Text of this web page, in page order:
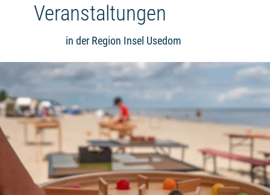
Veranstaltungen
in der Region Insel Usedom